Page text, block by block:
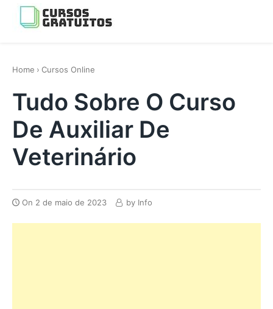
content
Home › Cursos Online
Tudo Sobre O Curso
De Auxiliar De
Veterinário
On 2 de maio de 2023 by Info